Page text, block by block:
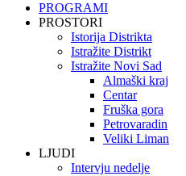
PROGRAMI
PROSTORI
Istorija Distrikta
Istražite Distrikt
Istražite Novi Sad
Almaški kraj
Centar
Fruška gora
Petrovaradin
Veliki Liman
LJUDI
Intervju nedelje